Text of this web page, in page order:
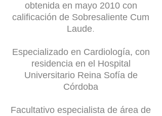
obtenida en mayo 2010 con
calificación de Sobresaliente Cum
Laude.
Especializado en Cardiología, con
residencia en el Hospital
Universitario Reina Sofía de
Córdoba
Facultativo especialista de área de